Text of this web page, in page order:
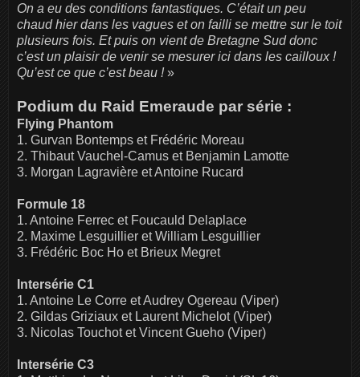
On a eu des conditions fantastiques. C’était un peu
chaud hier dans les vagues et on failli se mettre sur le toit
plusieurs fois. Et puis on vient de Bretagne Sud donc
c’est un plaisir de venir se mesurer ici dans les cailloux !
Qu’est ce que c’est beau !»
Podium du Raid Emeraude par série :
Flying Phantom
1. Gurvan Bontemps et Frédéric Moreau
2. Thibaut Vauchel-Camus et Benjamin Lamotte
3. Morgan Lagravière et Antoine Rucard
Formule 18
1. Antoine Ferrec et Foucauld Delaplace
2. Maxime Lesguillier et William Lesguillier
3. Frédéric Boc Ho et Brieux Megret
Intersérie C1
1. Antoine Le Corre et Audrey Ogereau (Viper)
2. Gildas Griziaux et Laurent Michelot (Viper)
3. Nicolas Touchot et Vincent Gueho (Viper)
Intersérie C3